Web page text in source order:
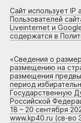
Сайт использует IP
Пользователей
Liveinternet и
содержатся в
«Сведения о
размещению на
размещения
период
Государственную
Российской
18 – 20 сентября
www.kp40.ru (св-во